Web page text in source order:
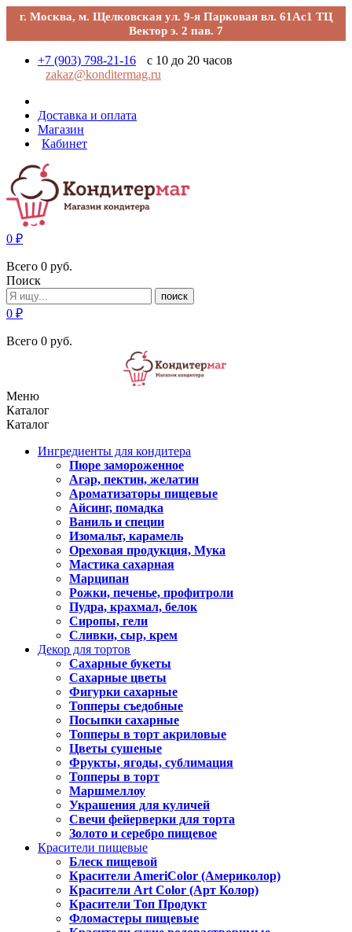
г. Москва, м. Щелковская ул. 9-я Парковая вл. 61Ас1 ТЦ
Вектор э. 2 пав. 7
+7 (903) 798-21-16
с 10 до 20 часов
zakaz@konditermag.ru
Доставка и оплата
Магазин
Кабинет
0 ₽
Всего 0 руб.
Поиск
поиск
0 ₽
Всего 0 руб.
Меню
Каталог
Каталог
Ингредиенты для кондитера
Пюре замороженное
Агар, пектин, желатин
Ароматизаторы пищевые
Айсинг, помадка
Ваниль и специи
Изомальт, карамель
Ореховая продукция, Мука
Мастика сахарная
Марципан
Рожки, печенье, профитроли
Пудра, крахмал, белок
Сиропы, гели
Сливки, сыр, крем
Декор для тортов
Сахарные букеты
Сахарные цветы
Фигурки сахарные
Топперы съедобные
Посыпки сахарные
Топперы в торт акриловые
Цветы сушеные
Фрукты, ягоды, сублимация
Топперы в торт
Маршмеллоу
Украшения для куличей
Свечи фейерверки для торта
Золото и серебро пищевое
Красители пищевые
Блеск пищевой
Красители AmeriColor (Америколор)
Красители Art Color (Арт Колор)
Красители Топ Продукт
Фломастеры пищевые